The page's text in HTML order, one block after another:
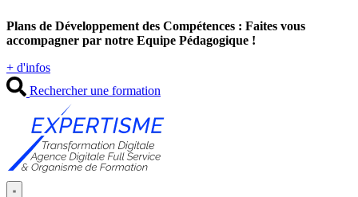
au
contenu
Plans de Développement des Compétences : Faites vous
accompagner par notre Equipe Pédagogique !
+ d'infos
Rechercher une formation